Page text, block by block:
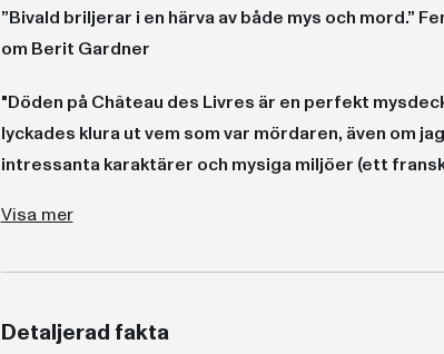
”Bivald briljerar i en härva av både mys och mord.”
om Berit Gardner
"Döden på Château des Livres är en perfekt
lyckades klura ut vem som var mördaren, även om
intressanta karaktärer och mysiga miljöer (ett
Visa mer
Detaljerad fakta